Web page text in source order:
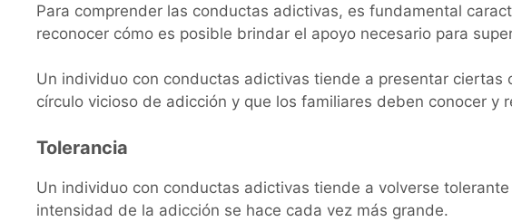
Para comprender las conductas adictivas, es fundamental
reconocer cómo es posible brindar el apoyo necesario para
Un individuo con conductas adictivas tiende a presentar ciertas
círculo vicioso de adicción y que los familiares deben conocer y
Tolerancia
Un individuo con conductas adictivas tiende a volverse
intensidad de la adicción se hace cada vez más grande.